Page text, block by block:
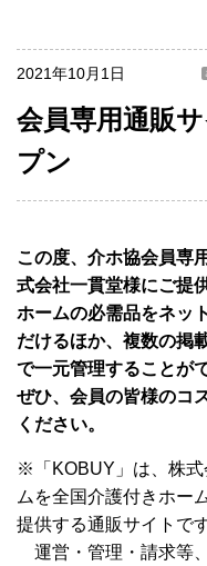
2021年10月1日
会員専用通販
プン
この度、介ホ協会員専
式会社一貫堂様にご提
ホームの必需品をネッ
だけるほか、複数の掲
で一元管理することが
ぜひ、会員の皆様のコ
ください。
※「KOBUY」は、株式
ムを全国介護付きホー
提供する通販サイトです
運営・管理・請求等